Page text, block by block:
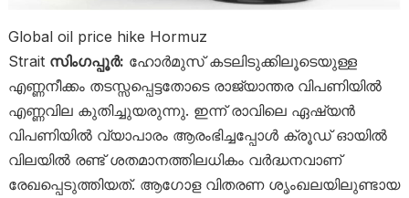
Global oil price hike Hormuz
Strait സിംഗപ്പൂർ: ഹോർമുസ് കടലിടുക്കിലൂടെയുള്ള
എണ്ണനീക്കം തടസ്സപ്പെട്ടതോടെ രാജ്യാന്തര വിപണിയിൽ
എണ്ണവില കുതിച്ചുയരുന്നു. ഇന്ന് രാവിലെ ഏഷ്യൻ
വിപണിയിൽ വ്യാപാരം ആരംഭിച്ചപ്പോൾ ക്രൂഡ് ഓയിൽ
വിലയിൽ രണ്ട് ശതമാനത്തിലധികം വർദ്ധനവാണ്
രേഖപ്പെടുത്തിയത്. ആഗോള വിതരണ ശൃംഖലയിലുണ്ടായ